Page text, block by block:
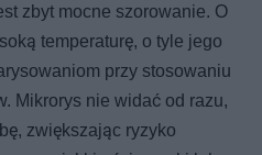
zbyt mocne szorowanie. O
temperaturę, o tyle jego
przy stosowaniu
Mikrorys nie widać od razu,
zwiększając ryzyko